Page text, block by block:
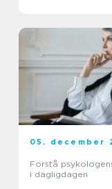
05. december
Forstå
i dagligdagen